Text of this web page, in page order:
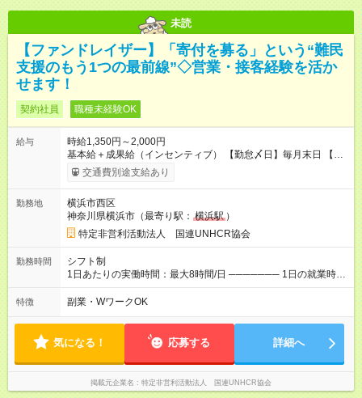
未読
【ファンドレイザー】「寄付を募る」という“難民
支援のもう1つの最前線”◇営業・接客経験を活か
せます！
契約社員 職種未経験OK
給与
時給1,350円～2,000円
基本給＋成果給（インセンティブ） 【勤怠〆日】毎月末日 【給
与支払】翌月15日 ────── モデル月収 ────── 【週5日／月
22日勤務】 1年目:月収28.1万(時給1350円～) 2年目:月収35.0万
1350円～) 2年目:月収25.6万(時給1400円～) 【週3日／月12日勤
務】 1年目:月収15.5万(時給1350円～) 2年目:月収19.4万(時給
1400円～) ※上記は1日8時間換算、成果給を加算した目安金額 ◇
時間外手当 ◇通勤手当 ◇健康管理補助 ◇インフルエンザ予防接
種補助 ◇成果給（個人業績／月毎）​ ◇チームボーナス（チーム
業績／月毎） ◇チャレンジ昇給制度 ◇年次昇給制度 ◇昇格制度
給与は本採用時と同じです。 初回は1か月契約でトライアル期間
（給与・待遇に差異なし）
交通費別途支給あり
勤務地
横浜市西区
神奈川県横浜市（最寄り駅： 横浜駅 ）
特定非営利活動法人 国連UNHCR協会
勤務時間
シフト制
1日あたりの実働時間：最大8時間/日 ─────── 1日の就業時間
─────── 8:00～21:00の間で1日実働8時間 ※活動場所により
開始・終了時刻は変動 ─────── 選べる働き方 ─────── ◎
えば… 日火木や火水金土日など ※勤務日には「土日のいずれ
か」or「土日両方」を含む
特徴 副業・WワークOK
気になる！ 応募する 詳細へ
掲載元企業名 特定非営利活動法人 国連UNHCR協会